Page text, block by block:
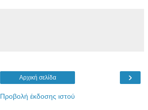
›
Αρχική σελίδα
Προβολή έκδοσης ιστού